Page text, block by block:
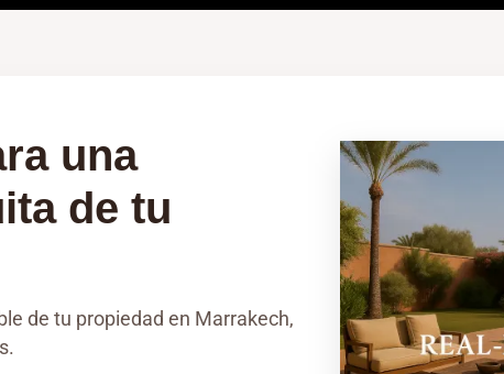
una
de tu
de tu propiedad en Marrakech,